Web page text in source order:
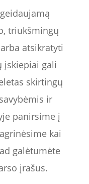
triukšmingų
atsikratyti
įskiepiai gali
skirtingų
ir
panirsime į
kai
galėtumėte
įrašus.